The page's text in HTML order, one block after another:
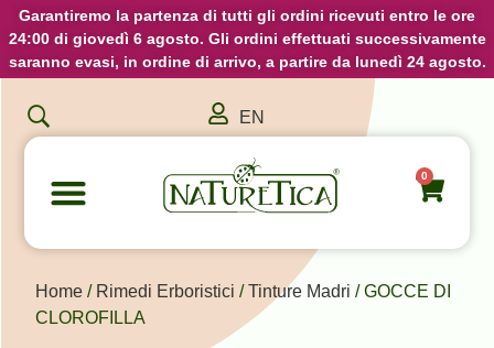
Garantiremo la partenza di tutti gli ordini ricevuti entro le ore
24:00 di giovedì 6 agosto. Gli ordini effettuati successivamente
saranno evasi, in ordine di arrivo, a partire da lunedì 24 agosto.
EN
0
Home / Rimedi Erboristici /Tinture Madri / GOCCE DI
CLOROFILLA